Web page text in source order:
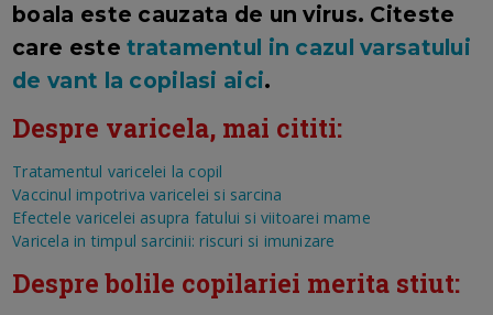
boala este cauzata de un virus. Citeste
care estetratamentul in cazul varsatului
de vant la copilasi aici.
Despre varicela, mai cititi:
Tratamentul varicelei la copil
Vaccinul impotriva varicelei si sarcina
Efectele varicelei asupra fatului si viitoarei mame
Varicela in timpul sarcinii: riscuri si imunizare
Despre bolile copilariei merita stiut: